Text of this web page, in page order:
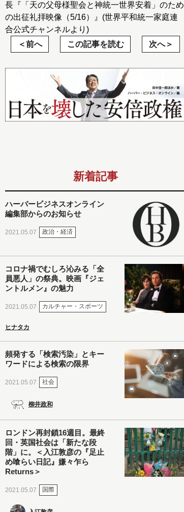
長『「天の父母様聖会と神統一世界安着」のため
の出征礼拝映像（5/16）』(世界平和統一家庭連
合公式チャンネルより)
前へ
この記事を読む 次へ
新着記事
ハーバービジネスオンライン
編集部からのお知らせ
2021.05.07 政治・経済
コロナ禍でむしろ沁みる「全
員悪人」の祭典。映画『ジェ
ントルメン』の魅力
2021.05.07 カルチャー・スポーツ
ヒナタカ
頻発する「検索汚染」とキー
ワードによる検索の限界
2021.05.07 社会
柳井政和
ロンドン再封鎖16週目。最終
回・英国社会は「新たな段
階」に。＜入江敦彦の『足止
め喰らい日記』嫌々乍ら
Returns＞
2021.05.07 国際